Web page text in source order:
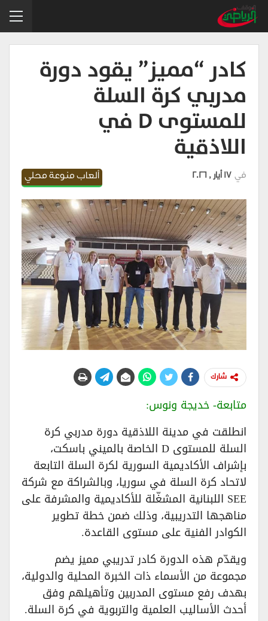
كادر “مميز” يقود دورة
مدربي كرة السلة
للمستوى D في
اللاذقية
ألعاب منوعة محلي في 17 أيار , 2026
شارك
متابعة- خديجة ونوس:
انطلقت في مدينة اللاذقية دورة مدربي كرة
السلة للمستوى D الخاصة بالميني باسكت،
بإشراف الأكاديمية السورية لكرة السلة التابعة
لاتحاد كرة السلة في سوريا، وبالشراكة مع شركة
SEE اللبنانية المشغّلة للأكاديمية والمشرفة على
مناهجها التدريبية، وذلك ضمن خطة تطوير
الكوادر الفنية على مستوى القاعدة.
ويقدّم هذه الدورة كادر تدريبي مميز يضم
مجموعة من الأسماء ذات الخبرة المحلية والدولية،
بهدف رفع مستوى المدربين وتأهيلهم وفق
أحدث الأساليب العلمية والتربوية في كرة السلة.